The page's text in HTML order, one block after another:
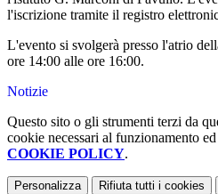
l'iscrizione tramite il registro
L'evento si svolgerà presso l'atrio
ore 14:00 alle ore 16:00.
Notizie
Questo sito o gli strumenti terzi da
cookie necessari al funzionamento
COOKIE POLICY.
Personalizza Rifiuta tutti i cookies